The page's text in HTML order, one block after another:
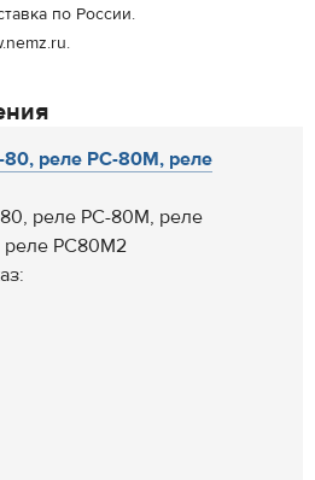
по России.
реле РС-80М, реле
реле РС-80М, реле
реле РС80М2